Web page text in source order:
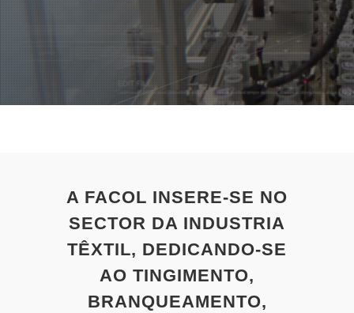
A FACOL INSERE-SE NO
SECTOR DA INDUSTRIA
TÊXTIL, DEDICANDO-SE
AO TINGIMENTO,
BRANQUEAMENTO,